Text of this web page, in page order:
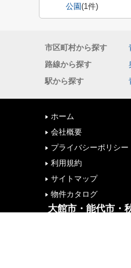
公園(1件)
市区町村から探す
路線から探す
駅から探す
ホーム
会社概要
プライバシーポリシー
利用規約
サイトマップ
物件カタログ
大館市・能代市・